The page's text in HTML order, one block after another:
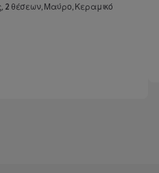
2 θέσεων, Μαύρο, Κεραμικό